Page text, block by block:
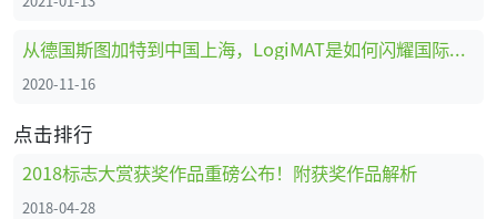
从德国斯图加特到中国上海，LogiMAT是如何闪耀国际舞台的
2020-11-16
点击排行
2018标志大赏获奖作品重磅公布！附获奖作品解析
2018-04-28